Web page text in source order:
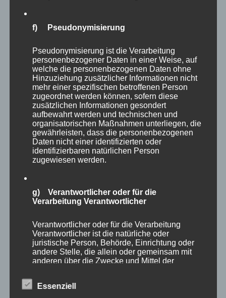
f) Pseudonymisierung
Pseudonymisierung ist die Verarbeitung
personenbezogener Daten in einer Weise, auf
welche die personenbezogenen Daten ohne
Hinzuziehung zusätzlicher Informationen nicht
mehr einer spezifischen betroffenen Person
zugeordnet werden können, sofern diese
zusätzlichen Informationen gesondert
aufbewahrt werden und technischen und
organisatorischen Maßnahmen unterliegen, die
gewährleisten, dass die personenbezogenen
Daten nicht einer identifizierten oder
identifizierbaren natürlichen Person
zugewiesen werden.
g) Verantwortlicher oder für die
Verarbeitung Verantwortlicher
Verantwortlicher oder für die Verarbeitung
Verantwortlicher ist die natürliche oder
juristische Person, Behörde, Einrichtung oder
andere Stelle, die allein oder gemeinsam mit
anderen über die Zwecke und Mittel der
entscheidet. Sind die Zwecke und Mittel dieser
Verarbeitung durch das Unionsrecht oder das
Essenziell